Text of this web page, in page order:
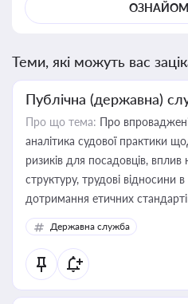
Теми, які можуть вас
Публічна (державна)
Про що тема: Про
аналітика судової практики
ризиків для посадовців, вплив
структуру, трудові відносини
дотримання етичних
Державна служба